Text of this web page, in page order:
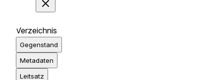
Verzeichnis
Gegenstand
Metadaten
Leitsatz